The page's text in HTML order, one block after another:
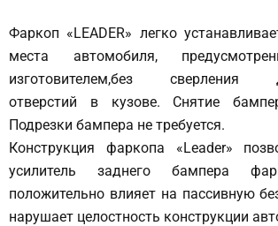
Фаркоп «LEADER» легко
места автомобиля,
изготовителем,без сверления
отверстий в кузове. Снятие
Подрезки бампера не требуется.
Конструкция фаркопа «Leader»
усилитель заднего бампера
положительно влияет на пассивную
нарушает целостность конструкции